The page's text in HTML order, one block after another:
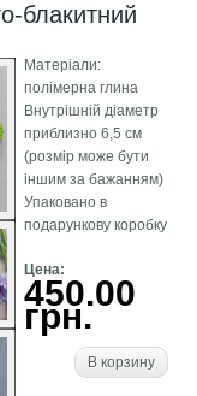
блакитний
Матеріали:
полімерна глина
Внутрішній діаметр
приблизно 6,5 см
(розмір може бути
іншим за бажанням)
Упаковано в
подарункову коробку
Цена:
450.00
грн.
В корзину